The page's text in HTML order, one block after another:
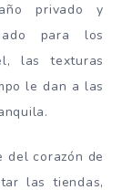
privado y
para los
las texturas
le dan a las
del corazón de
las tiendas,